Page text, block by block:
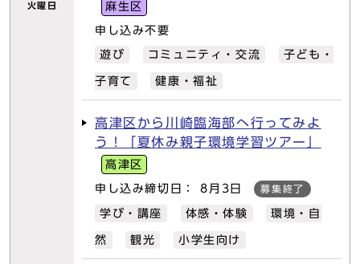
火曜日 麻生区
申し込み不要
遊び コミュニティ・交流 子ども・
子育て 健康・福祉
高津区から川崎臨海部へ行ってみよ
う！「夏休み親子環境学習ツアー」
高津区
申し込み締切日： 8月3日 募集終了
学び・講座 体感・体験 環境・自
然 観光 小学生向け